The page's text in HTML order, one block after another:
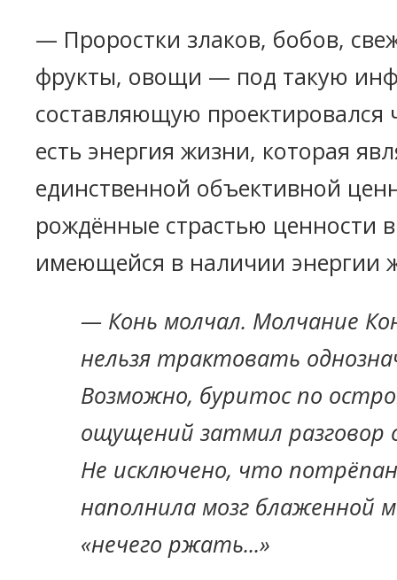
— Проростки злаков, бобов,
фрукты, овощи — под такую
составляющую проектировался
есть энергия жизни, которая
единственной объективной
рождённые страстью ценности
имеющейся в наличии энергии
— Конь молчал. Молчание
нельзя трактовать
Возможно, буритос по
ощущений затмил разговор
Не исключено, что
наполнила мозг блаженной
«нечего ржать...»